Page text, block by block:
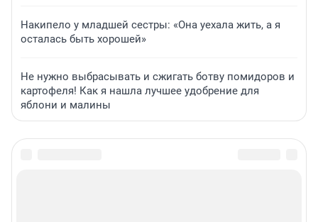
Накипело у младшей сестры: «Она уехала жить, а я
осталась быть хорошей»
Не нужно выбрасывать и сжигать ботву помидоров и
картофеля! Как я нашла лучшее удобрение для
яблони и малины